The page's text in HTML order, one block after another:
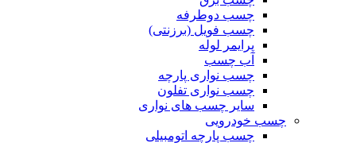
چسب دوطرفه
چسب فویل (برزنتی)
پرایمر لوله
آب چسب
چسب نواری پارچه
چسب نواری تفلون
سایر چسب های نواری
چسب خودرویی
چسب پارچه اتومبیلی